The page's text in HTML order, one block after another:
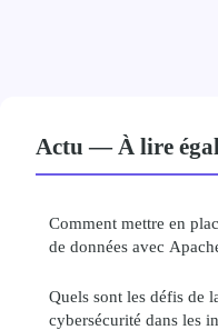
Actu — À lire
Comment mettre en
de données avec
Quels sont les défis de
cybersécurité dans les